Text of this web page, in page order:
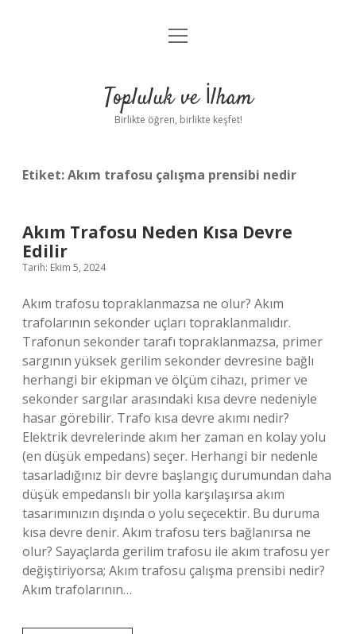
Anasayfa
Yasal Uyarı
menüyü
Topluluk ve İlham
Birlikte öğren, birlikte keşfet!
Etiket:Akım trafosu çalışma prensibi nedir
Akım Trafosu Neden Kısa Devre
Edilir
Tarih: Ekim 5, 2024
Akım trafosu topraklanmazsa ne olur? Akım
trafolarının sekonder uçları topraklanmalıdır.
Trafonun sekonder tarafı topraklanmazsa, primer
sargının yüksek gerilim sekonder devresine bağlı
herhangi bir ekipman ve ölçüm cihazı, primer ve
sekonder sargılar arasındaki kısa devre nedeniyle
hasar görebilir. Trafo kısa devre akımı nedir?
Elektrik devrelerinde akım her zaman en kolay yolu
(en düşük empedans) seçer. Herhangi bir nedenle
tasarladığınız bir devre başlangıç ​​durumundan daha
düşük empedanslı bir yolla karşılaşırsa akım
tasarımınızın dışında o yolu seçecektir. Bu duruma
kısa devre denir. Akım trafosu ters bağlanırsa ne
olur? Sayaçlarda gerilim trafosu ile akım trafosu yer
değiştiriyorsa; Akım trafosu çalışma prensibi nedir?
Akım trafolarının…